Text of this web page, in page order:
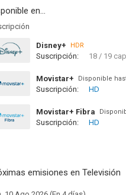
en...
Disney+ HDR
Suscripción: 18 / 19
Movistar+ Disponible
Suscripción: HD
Movistar+ Fibra
Suscripción: HD
emisiones en Televisión